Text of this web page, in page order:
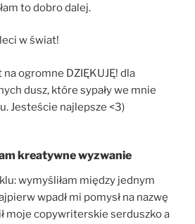
to dobro dalej.
w świat!
ogromne DZIĘKUJĘ! dla
dusz, które sypały we mnie
Jesteście najlepsze <3)
kreatywne wyzwanie
wymyśliłam między jednym
wpadł mi pomysł na nazwę
moje copywriterskie serduszko a